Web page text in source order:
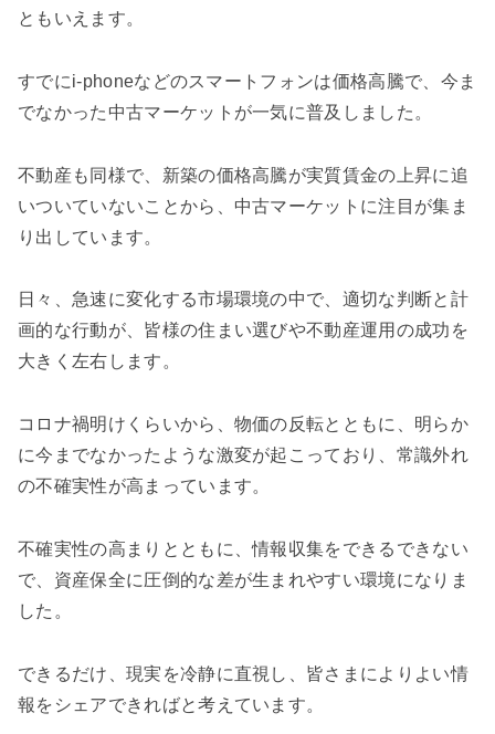
ともいえます。
すでにi-phoneなどのスマートフォンは価格高騰で、今ま
でなかった中古マーケットが一気に普及しました。
不動産も同様で、新築の価格高騰が実質賃金の上昇に追
いついていないことから、中古マーケットに注目が集ま
り出しています。
日々、急速に変化する市場環境の中で、適切な判断と計
画的な行動が、皆様の住まい選びや不動産運用の成功を
大きく左右します。
コロナ禍明けくらいから、物価の反転とともに、明らか
に今までなかったような激変が起こっており、常識外れ
の不確実性が高まっています。
不確実性の高まりとともに、情報収集をできるできない
で、資産保全に圧倒的な差が生まれやすい環境になりま
した。
できるだけ、現実を冷静に直視し、皆さまによりよい情
報をシェアできればと考えています。